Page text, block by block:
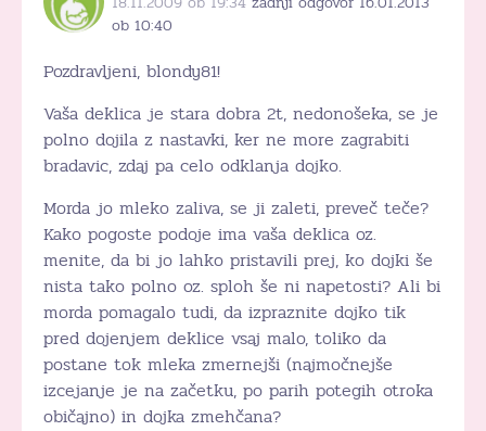
ob 10:40
Pozdravljeni, blondy81!
Vaša deklica je stara dobra 2t, nedonošeka, se je
polno dojila z nastavki, ker ne more zagrabiti
bradavic, zdaj pa celo odklanja dojko.
Morda jo mleko zaliva, se ji zaleti, preveč teče?
Kako pogoste podoje ima vaša deklica oz.
menite, da bi jo lahko pristavili prej, ko dojki še
nista tako polno oz. sploh še ni napetosti? Ali bi
morda pomagalo tudi, da izpraznite dojko tik
pred dojenjem deklice vsaj malo, toliko da
postane tok mleka zmernejši (najmočnejše
izcejanje je na začetku, po parih potegih otroka
običajno) in dojka zmehčana?